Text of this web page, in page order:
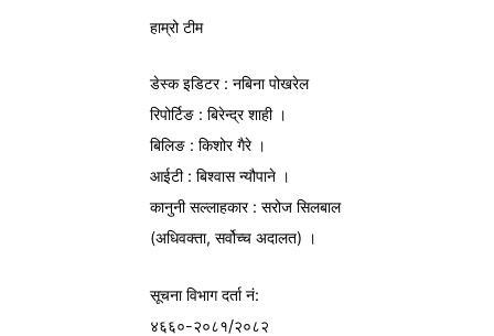
हाम्रो टीम
डेस्क इडिटर : नबिना पोखरेल
रिपोर्टिङ : बिरेन्द्र शाही ।
बिलिङ : किशोर गैरे ।
आईटी : बिश्वास न्यौपाने ।
कानुनी सल्लाहकार : सरोज सिलबाल
(अधिवक्ता, सर्वोच्च अदालत) ।
सूचना विभागदर्ता नं:
४६६०-२०८१/२०८२